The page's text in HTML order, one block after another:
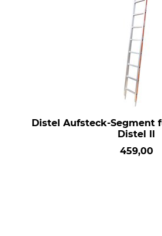
Distel Aufsteck-Segment
Distel II
459,00